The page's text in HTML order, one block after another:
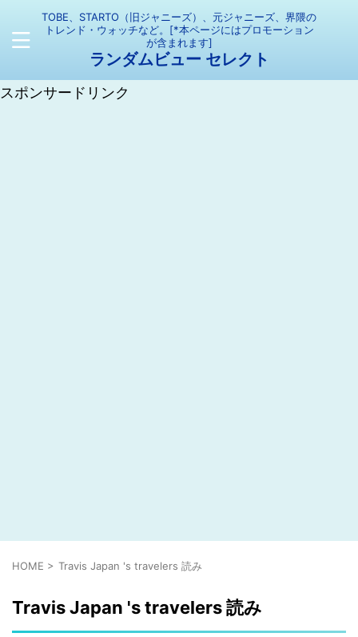
TOBE、STARTO（旧ジャニーズ）、元ジャニーズ、界隈の
トレンド・ウォッチなど。[*本ページにはプロモーション
が含まれます]
ランダムビュー セレクト
スポンサードリンク
HOME > Travis Japan 's travelers 読み
Travis Japan 's travelers 読み